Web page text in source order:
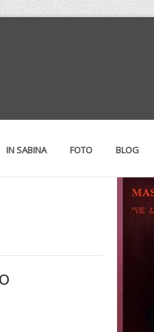
IN SABINA FOTO BLOG